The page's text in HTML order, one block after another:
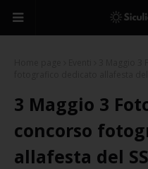
3 Maggio 3
concorso
allafesta del